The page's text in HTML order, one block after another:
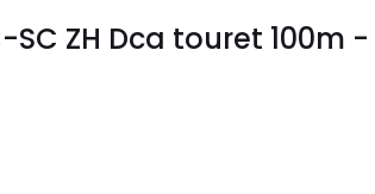
ZH Dca touret 100m -